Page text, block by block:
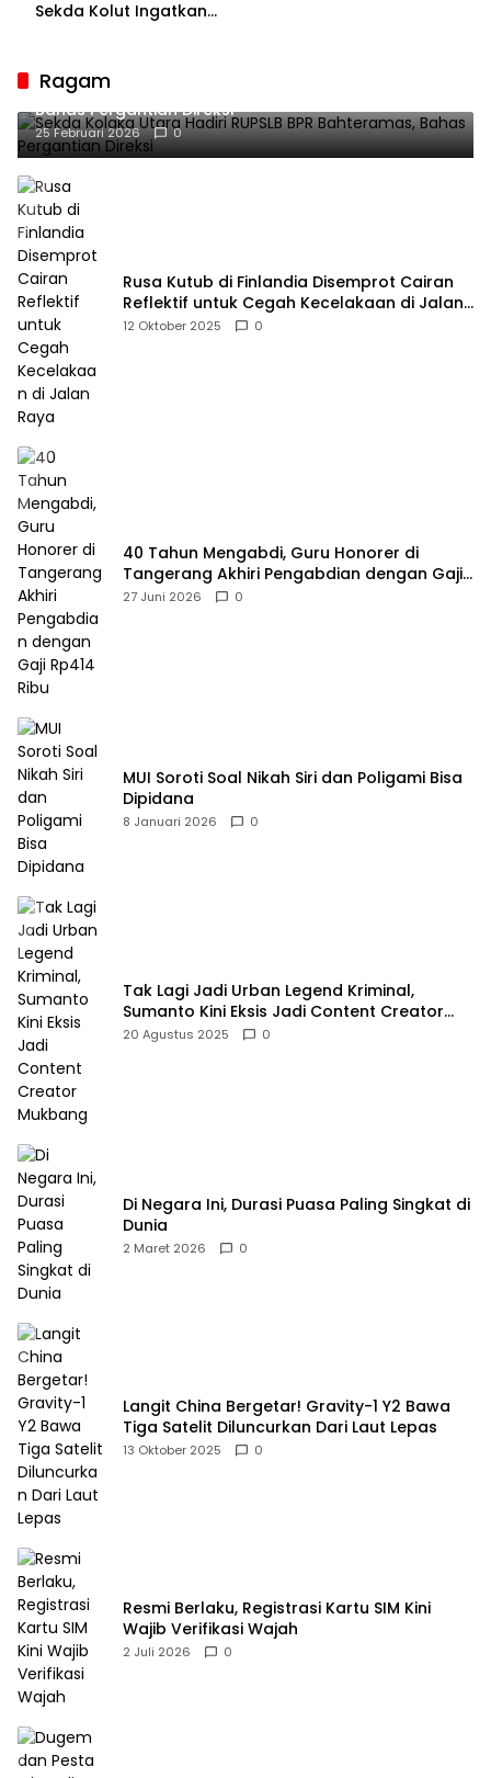
Sekda Kolut Ingatkan
Ragam
Sekda Kolaka Utara Hadiri RUPSLB BPR Bahteramas,
Bahas Pergantian Direksi
25 Februari 2026 0
Rusa Kutub di Finlandia Disemprot Cairan
Reflektif untuk Cegah Kecelakaan di Jalan
Raya
12 Oktober 2025 0
40 Tahun Mengabdi, Guru Honorer di
Tangerang Akhiri Pengabdian dengan Gaji
Rp414 Ribu
27 Juni 2026 0
MUI Soroti Soal Nikah Siri dan Poligami Bisa
Dipidana
8 Januari 2026 0
Tak Lagi Jadi Urban Legend Kriminal,
Sumanto Kini Eksis Jadi Content Creator
Mukbang
20 Agustus 2025 0
Di Negara Ini, Durasi Puasa Paling Singkat di
Dunia
2 Maret 2026 0
Langit China Bergetar! Gravity-1 Y2 Bawa
Tiga Satelit Diluncurkan Dari Laut Lepas
13 Oktober 2025 0
Resmi Berlaku, Registrasi Kartu SIM Kini
Wajib Verifikasi Wajah
2 Juli 2026 0